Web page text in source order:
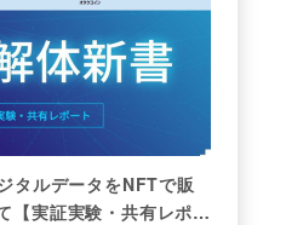
タルデータをNFTで販
【実証実験・共有レポー